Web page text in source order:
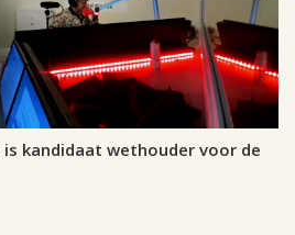
is kandidaat wethouder voor de